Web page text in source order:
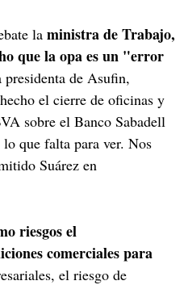
la ministra de Trabajo,
que la opa es un "error
de Asufin,
el cierre de oficinas y
sobre el Banco Sabadell
que falta para ver. Nos
Suárez en
riesgos el
comerciales para
el riesgo de